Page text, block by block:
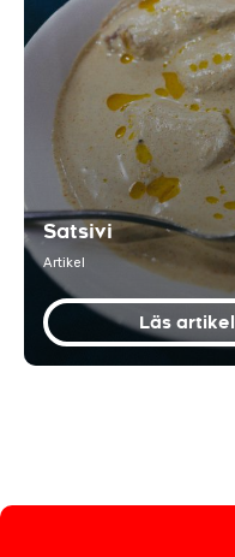
Satsivi
Artikel
Läs artikel